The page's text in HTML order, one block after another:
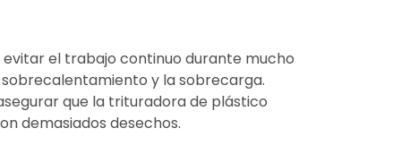
el trabajo continuo durante mucho
y la sobrecarga.
que la trituradora de plástico
demasiados desechos.